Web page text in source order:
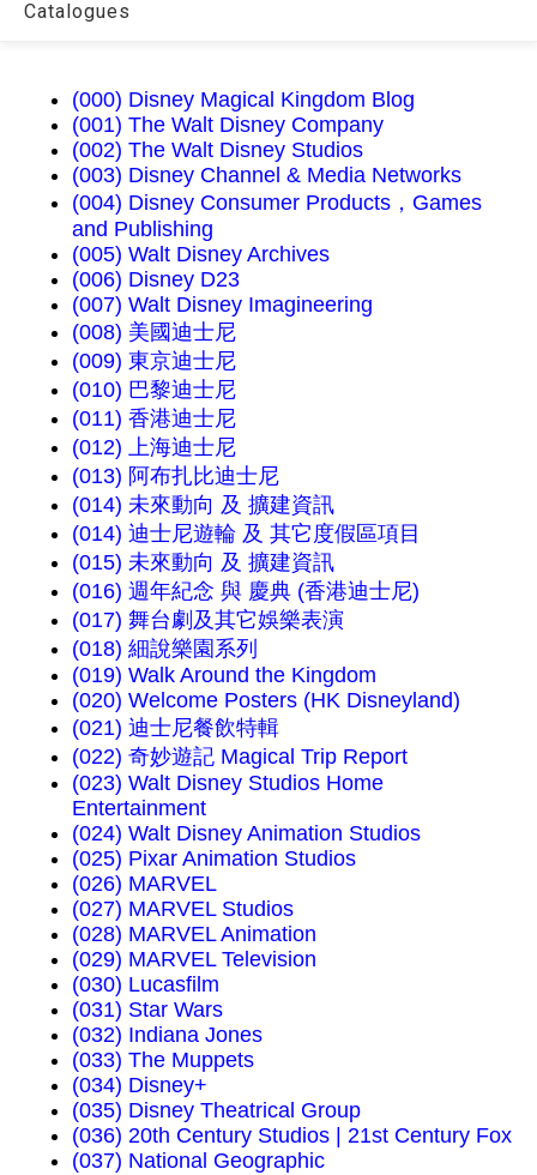
Catalogues
(000) Disney Magical Kingdom Blog
(001) The Walt Disney Company
(002) The Walt Disney Studios
(003) Disney Channel & Media Networks
(004) Disney Consumer Products，Games
and Publishing
(005) Walt Disney Archives
(006) Disney D23
(007) Walt Disney Imagineering
(008) 美國迪士尼
(009) 東京迪士尼
(010) 巴黎迪士尼
(011) 香港迪士尼
(012) 上海迪士尼
(013) 阿布扎比迪士尼
(014) 未來動向 及 擴建資訊
(014) 迪士尼遊輪 及 其它度假區項目
(015) 未來動向 及 擴建資訊
(016) 週年紀念 與 慶典 (香港迪士尼)
(017) 舞台劇及其它娛樂表演
(018) 細說樂園系列
(019) Walk Around the Kingdom
(020) Welcome Posters (HK Disneyland)
(021) 迪士尼餐飲特輯
(022) 奇妙遊記 Magical Trip Report
(023) Walt Disney Studios Home
Entertainment
(024) Walt Disney Animation Studios
(025) Pixar Animation Studios
(026) MARVEL
(027) MARVEL Studios
(028) MARVEL Animation
(029) MARVEL Television
(030) Lucasfilm
(031) Star Wars
(032) Indiana Jones
(033) The Muppets
(034) Disney+
(035) Disney Theatrical Group
(036) 20th Century Studios | 21st Century Fox
(037) National Geographic